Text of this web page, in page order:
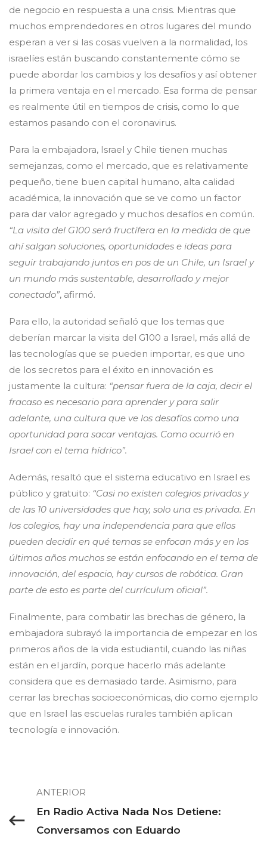
de negocio en respuesta a una crisis. Mientras que
muchos emprendedores en otros lugares del mundo
esperan a ver si las cosas vuelven a la normalidad, los
israelíes están buscando constantemente cómo se
puede abordar los cambios y los desafíos y así obtener
la primera ventaja en el mercado. Esa forma de pensar
es realmente útil en tiempos de crisis, como lo que
estamos pasando con el coronavirus.
Para la embajadora, Israel y Chile tienen muchas
semejanzas, como el mercado, que es relativamente
pequeño, tiene buen capital humano, alta calidad
académica, la innovación que se ve como un factor
para dar valor agregado y muchos desafíos en común.
“La visita del G100 será fructífera en la medida de que
ahí salgan soluciones, oportunidades e ideas para
seguir trabajando juntos en pos de un Chile, un Israel y
un mundo más sustentable, desarrollado y mejor
conectado”, afirmó.
Para ello, la autoridad señaló que los temas que
deberían marcar la visita del G100 a Israel, más allá de
las tecnologías que se pueden importar, es que uno
de los secretos para el éxito en innovación es
justamente la cultura: “pensar fuera de la caja, decir el
fracaso es necesario para aprender y para salir
adelante, una cultura que ve los desafíos como una
oportunidad para sacar ventajas. Como ocurrió en
Israel con el tema hídrico”.
Además, resaltó que el sistema educativo en Israel es
público y gratuito: “Casi no existen colegios privados y
de las 10 universidades que hay, solo una es privada. En
los colegios, hay una independencia para que ellos
pueden decidir en qué temas se enfocan más y en los
últimos años muchos se están enfocando en el tema de
innovación, del espacio, hay cursos de robótica. Gran
parte de esto es parte del currículum oficial”.
Finalmente, para combatir las brechas de género, la
embajadora subrayó la importancia de empezar en los
primeros años de la vida estudiantil, cuando las niñas
están en el jardín, porque hacerlo más adelante
considera que es demasiado tarde. Asimismo, para
cerrar las brechas socioeconómicas, dio como ejemplo
que en Israel las escuelas rurales también aplican
tecnología e innovación.
ANTERIOR
En Radio Activa Nada Nos Detiene:
Conversamos con Eduardo